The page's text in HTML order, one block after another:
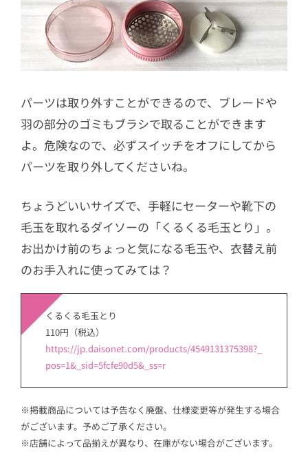
パーツは取り外すことができるので、ブレードや
羽の部分のゴミもブラシで取ることができます
よ。危険なので、必ずスイッチをオフにしてから
パーツを取り外してくださいね。
ちょうどいいサイズで、手軽にセーターや靴下の
毛玉を取れるダイソーの「くるくる毛玉とり」。
お出かけ前のちょっと気になる毛玉や、衣替え前
のお手入れに使ってみては？
くるくる毛玉とり
110円（税込）
https://jp.daisonet.com/products/4549131375398?_
pos=1&_sid=5fcfe90d5&_ss=r
※掲載商品については予告なく廃盤、仕様変更等が発生する場合
がございます。予めご了承ください。
※店舗によって品揃えが異なり、在庫がない場合がございます。